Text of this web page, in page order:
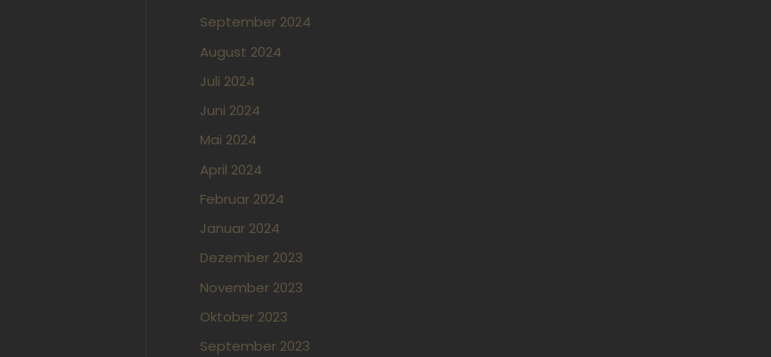
September 2024
August 2024
Juli 2024
Juni 2024
Mai 2024
April 2024
Februar 2024
Januar 2024
Dezember 2023
November 2023
Oktober 2023
September 2023